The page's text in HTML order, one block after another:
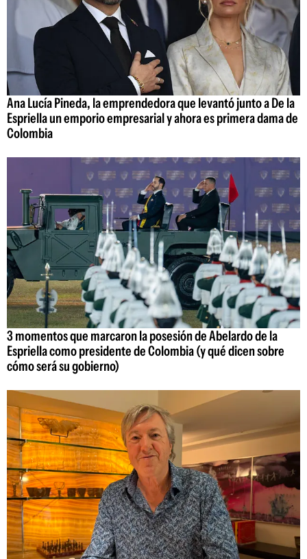
Ana Lucía Pineda, la emprendedora que levantó junto a De la
Espriella un emporio empresarial y ahora es primera dama de
Colombia
3 momentos que marcaron la posesión de Abelardo de la
Espriella como presidente de Colombia (y qué dicen sobre
cómo será su gobierno)